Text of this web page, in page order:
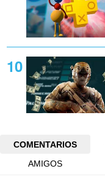
COMENTARIOS
AMIGOS